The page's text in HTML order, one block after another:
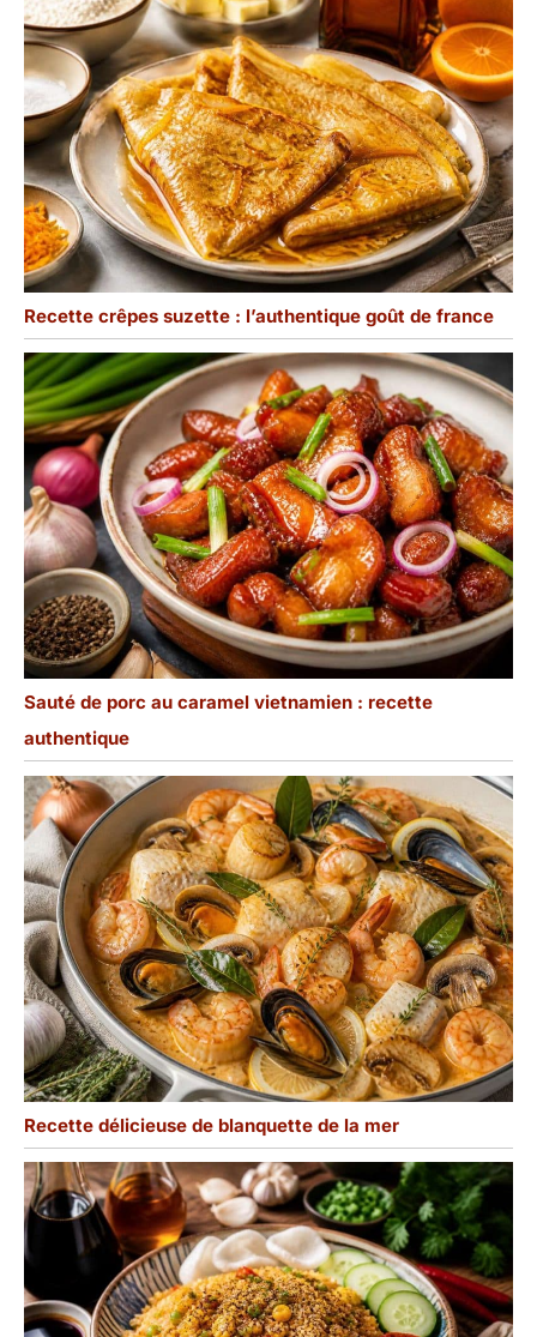
cuisine ou même pour
servir des collations.
𝐂𝐀𝐃𝐄𝐀𝐔 𝐈𝐃𝐄́𝐀𝐋 𝐏𝐎𝐔𝐑
𝐅𝐄𝐌𝐌𝐄𝐒/𝐇𝐎𝐌𝐌𝐄𝐒 -
Emballé dans une boîte
de haute qualité, ce
panier de baies en
céramique est un cadeau
attentionné pour cette
personne spéciale qui
aime les fruits et les
légumes frais. Nos
récipients à fruits sont
donc le cadeau idéal
pour les anniversaires,
les pendaisons de
crémaillère, la Saint-
Valentin, Noël ou la fête
des mères.
Recette crêpes suzette : l’authentique goût de france
Sauté de porc au caramel vietnamien : recette
authentique
Recette délicieuse de blanquette de la mer